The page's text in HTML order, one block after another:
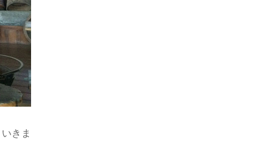
きま